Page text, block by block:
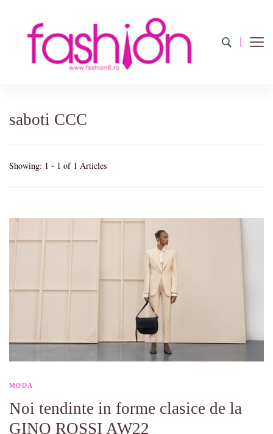
poze cu modele de manichiuri!
saboti CCC
Showing: 1 - 1 of 1 Articles
MODA
Noi tendinte in forme clasice de la
GINO ROSSI AW22